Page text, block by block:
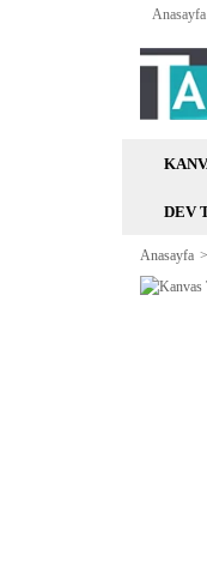
Anasayfa
DEV
Anasayfa